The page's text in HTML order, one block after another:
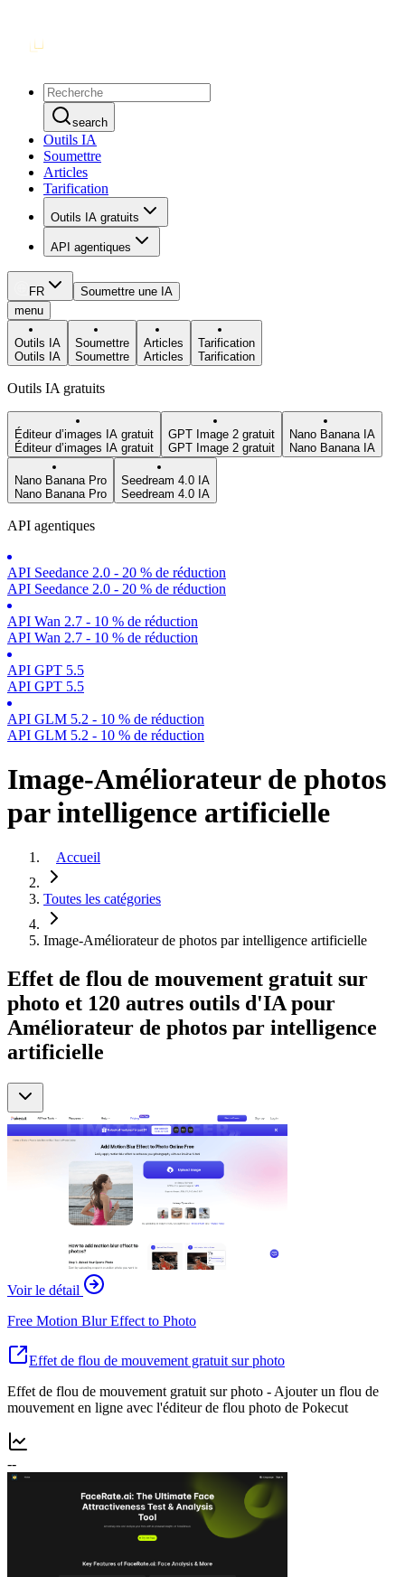
search
Outils IA
Soumettre
Articles
Tarification
Outils IA gratuits
API agentiques
FR
Soumettre une IA
menu
Outils IA
Outils IA
Soumettre
Soumettre
Articles
Articles
Tarification
Tarification
Outils IA gratuits
Éditeur d’images IA gratuit
Éditeur d’images IA gratuit
GPT Image 2 gratuit
GPT Image 2 gratuit
Nano Banana IA
Nano Banana IA
Nano Banana Pro
Nano Banana Pro
Seedream 4.0 IA
Seedream 4.0 IA
API agentiques
API Seedance 2.0 - 20 % de réduction
API Seedance 2.0 - 20 % de réduction
API Wan 2.7 - 10 % de réduction
API Wan 2.7 - 10 % de réduction
API GPT 5.5
API GPT 5.5
API GLM 5.2 - 10 % de réduction
API GLM 5.2 - 10 % de réduction
Image-Améliorateur de photos
par intelligence artificielle
Accueil
Toutes les catégories
Image-Améliorateur de photos par intelligence artificielle
Effet de flou de mouvement gratuit sur
photo et 120 autres outils d'IA pour
Améliorateur de photos par intelligence
artificielle
Voir le détail
Free Motion Blur Effect to Photo
Effet de flou de mouvement gratuit sur photo
Effet de flou de mouvement gratuit sur photo - Ajouter un flou de
mouvement en ligne avec l'éditeur de flou photo de Pokecut
--